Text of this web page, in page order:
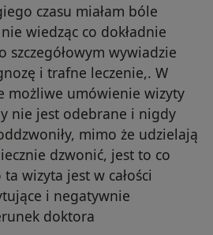
czasu miałam bóle
wiedząc co dokładnie
wywiadzie
i trafne leczenie,. W
możliwe umówienie wizyty
nie jest odebrane i nigdy
mimo że udzielają
dzwonić, jest to co
wizyta jest w całości
i negatywnie
doktora